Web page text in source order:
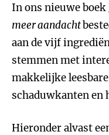
In ons nieuwe boek
meer aandacht
aan de vijf
stemmen met
makkelijke
schaduwkanten en
Hieronder alvast